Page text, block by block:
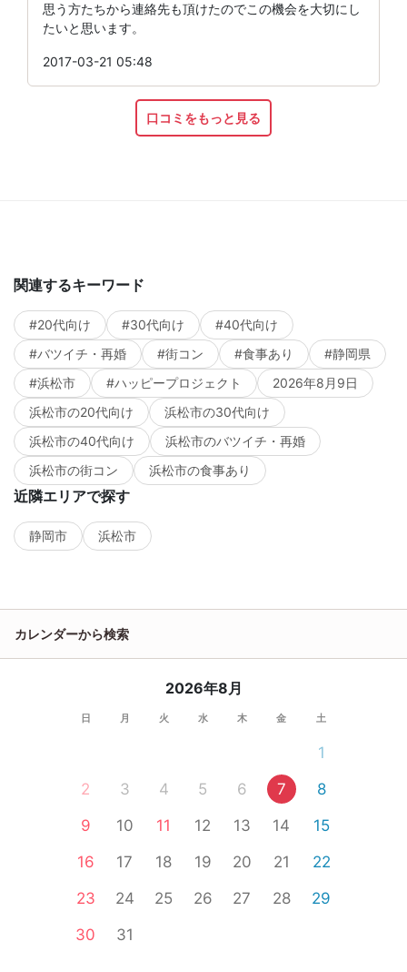
思う方たちから連絡先も頂けたのでこの機会を大切にし
たいと思います。
2017-03-21 05:48
口コミをもっと見る
関連するキーワード
#20代向け #30代向け
#40代向け
#バツイチ・再婚
#街コン #食事あり
#静岡県
#浜松市
#ハッピープロジェクト
2026年8月9日
浜松市の20代向け
浜松市の30代向け
浜松市の40代向け
浜松市のバツイチ・再婚
浜松市の街コン
浜松市の食事あり
近隣エリアで探す
静岡市 浜松市
カレンダーから検索
2026年8月
日 月 火 水 木 金 土
1
2
3 4 5 6 7
8
9
10 11 12 13 14
15
16
17 18 19 20 21
22
23
24 25 26 27 28
29
30
31